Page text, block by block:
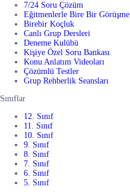
7/24 Soru Çözüm
Eğitmenlerle Bire Bir Görüşme
Birebir Koçluk
Canlı Grup Dersleri
Deneme Kulübü
Kişiye Özel Soru Bankası
Konu Anlatım Videoları
Çözümlü Testler
Grup Rehberlik Seansları
Sınıflar
12. Sınıf
11. Sınıf
10. Sınıf
9. Sınıf
8. Sınıf
7. Sınıf
6. Sınıf
5. Sınıf